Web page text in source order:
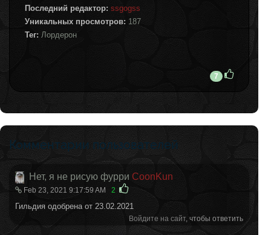
Последний редактор: ssgogss
Уникальных просмотров: 187
Тег: Лордерон
7
Комментарии пользователей
Нет, я не рисую фурри CoonKun
Feb 23, 2021 9:17:59 AM 2
Гильдия одобрена от 23.02.2021
Войдите на сайт, чтобы ответить